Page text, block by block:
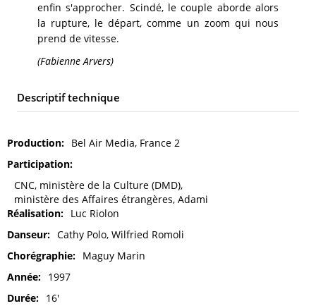
enfin s'approcher. Scindé, le couple aborde alors
la rupture, le départ, comme un zoom qui nous
prend de vitesse.
(Fabienne Arvers)
Descriptif technique
Production
Bel Air Media, France 2
Participation
CNC, ministère de la Culture (DMD),
ministère des Affaires étrangères, Adami
Réalisation
Luc Riolon
Danseur
Cathy Polo, Wilfried Romoli
Chorégraphie
Maguy Marin
Année
1997
Durée
16'